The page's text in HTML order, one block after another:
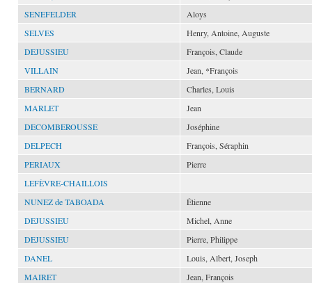
SENEFELDER
Aloys
SELVES
Henry, Antoine, Auguste
DEJUSSIEU
François, Claude
VILLAIN
Jean, *François
BERNARD
Charles, Louis
MARLET
Jean
DECOMBEROUSSE
Joséphine
DELPECH
François, Séraphin
PERIAUX
Pierre
LEFÈVRE-CHAILLOIS
NUNEZ de TABOADA
Étienne
DEJUSSIEU
Michel, Anne
DEJUSSIEU
Pierre, Philippe
DANEL
Louis, Albert, Joseph
MAIRET
Jean, François